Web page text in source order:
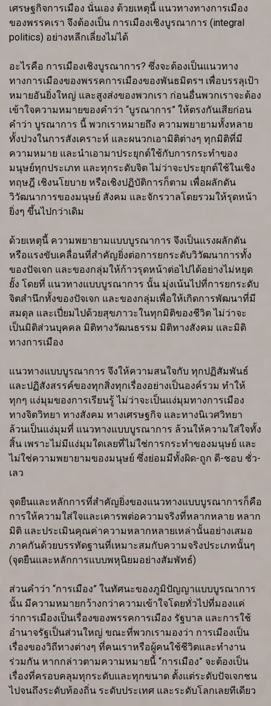
เศรษฐกิจการเมือง นั่นเอง ด้วยเหตุนี้ แนวทางทางการเมือง
ของพรรคเรา จึงต้องเป็น การเมืองเชิงบูรณาการ (integral
politics) อย่างหลีกเลี่ยงไม่ได้
อะไรคือ การเมืองเชิงบูรณาการ? ซึ่งจะต้องเป็นแนวทาง
ทางการเมืองของพรรคการเมืองของพันธมิตรฯ เพื่อบรรลุเป้า
หมายอันยิ่งใหญ่ และสูงส่งของพวกเรา ก่อนอื่นพวกเราจะต้อง
เข้าใจความหมายของคำว่า “บูรณาการ” ให้ตรงกันเสียก่อน
คำว่า บูรณาการ นี้ พวกเราหมายถึง ความพยายามทั้งหลาย
ทั้งปวงในการสังเคราะห์ และผนวกเอามิติต่างๆ ทุกมิติที่มี
ความหมาย และนำเอามาประยุกต์ใช้กับการกระทำของ
มนุษย์ทุกประเภท และทุกระดับจิต ไม่ว่าจะประยุกต์ใช้ในเชิง
ทฤษฎี เชิงนโยบาย หรือเชิงปฏิบัติการก็ตาม เพื่อผลักดัน
วิวัฒนาการของมนุษย์ สังคม และจักรวาลโดยรวมให้รุดหน้า
ยิ่งๆ ขึ้นไปกว่าเดิม
ด้วยเหตุนี้ ความพยายามแบบบูรณาการ จึงเป็นแรงผลักดัน
หรือแรงขับเคลื่อนที่สำคัญยิ่งต่อการยกระดับวิวัฒนาการทั้ง
ของปัจเจก และของกลุ่มให้ก้าวรุดหน้าต่อไปได้อย่างไม่หยุด
ยั้ง โดยที่ แนวทางแบบบูรณาการ นั้น มุ่งเน้นไปที่การยกระดับ
จิตสำนึกทั้งของปัจเจก และของกลุ่มเพื่อให้เกิดการพัฒนาที่มี
สมดุล และเปี่ยมไปด้วยสุขภาวะในทุกมิติของชีวิต ไม่ว่าจะ
เป็นมิติส่วนบุคคล มิติทางวัฒนธรรม มิติทางสังคม และมิติ
ทางการเมือง
แนวทางแบบบูรณาการ จึงให้ความสนใจกับ ทุกปฏิสัมพันธ์
และปฏิสังสรรค์ของทุกสิ่งทุกเรื่องอย่างเป็นองค์รวม ทำให้
ทุกๆ แง่มุมของการเรียนรู้ ไม่ว่าจะเป็นแง่มุมทางการเมือง
ทางจิตวิทยา ทางสังคม ทางเศรษฐกิจ และทางนิเวศวิทยา
ล้วนเป็นแง่มุมที่ แนวทางแบบบูรณาการ ล้วนให้ความใส่ใจทั้ง
สิ้น เพราะไม่มีแง่มุมใดเลยที่ไม่ใช่การกระทำของมนุษย์ และ
ไม่ใช่ความพยายามของมนุษย์ ซึ่งย่อมมีทั้งผิด-ถูก ดี-ชอบ ชั่ว-
เลว
จุดยืนและหลักการที่สำคัญยิ่งของแนวทางแบบบูรณาการก็คือ
การให้ความใส่ใจและเคารพต่อความจริงที่หลากหลาย หลาก
มิติ และประเมินคุณค่าความหลากหลายเหล่านั้นอย่างเสมอ
ภาคกันด้วยบรรทัดฐานที่เหมาะสมกับความจริงประเภทนั้นๆ
(จุดยืนและหลักการแบบพหุนิยมอย่างสัมพัทธ์)
ส่วนคำว่า “การเมือง” ในทัศนะของภูมิปัญญาแบบบูรณาการ
นั้น มีความหมายกว้างกว่าความเข้าใจโดยทั่วไปที่มองแค่
ว่าการเมืองเป็นเรื่องของพรรคการเมือง รัฐบาล และการใช้
อำนาจรัฐเป็นส่วนใหญ่ ขณะที่พวกเรามองว่า การเมืองเป็น
เรื่องของวิถีทางต่างๆ ที่คนเราหรือผู้คนใช้ชีวิตและทำงาน
ร่วมกัน หากกล่าวตามความหมายนี้ “การเมือง” จะต้องเป็น
เรื่องที่ครอบคลุมทุกระดับและทุกขนาด ตั้งแต่ระดับปัจเจกชน
ไปจนถึงระดับท้องถิ่น ระดับประเทศ และระดับโลกเลยทีเดียว